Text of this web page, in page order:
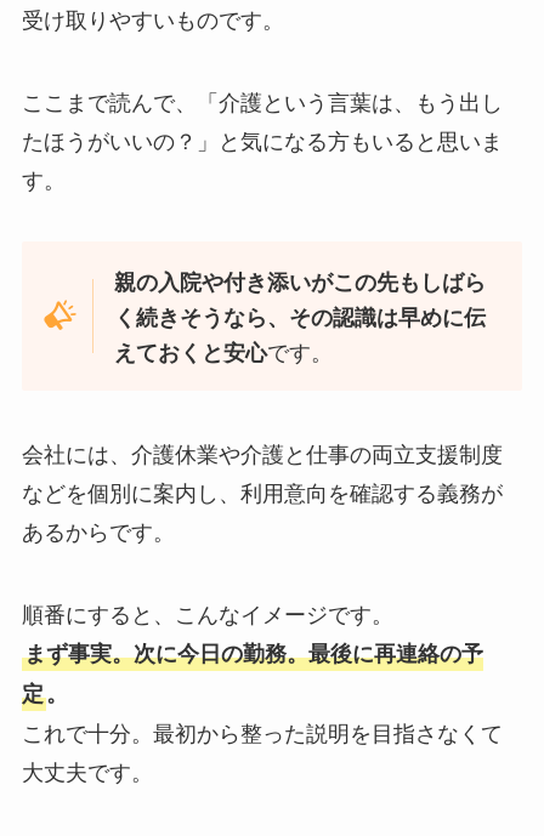
受け取りやすいものです。
ここまで読んで、「介護という言葉は、もう出し
たほうがいいの？」と気になる方もいると思いま
す。
親の入院や付き添いがこの先もしばら
く続きそうなら、その認識は早めに伝
えておくと安心です。
会社には、介護休業や介護と仕事の両立支援制度
などを個別に案内し、利用意向を確認する義務が
あるからです。
順番にすると、こんなイメージです。
まず事実。次に今日の勤務。最後に再連絡の予
定。
これで十分。最初から整った説明を目指さなくて
大丈夫です。